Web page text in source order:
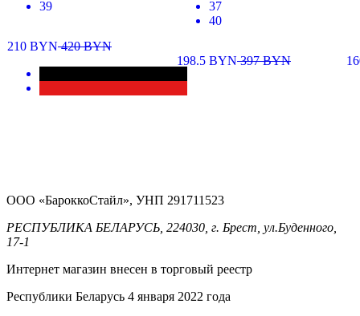
39
210 BYN420BYN
37
40
198.5 BYN397BYN
ООО «БароккоСтайл», УНП 291711523
РЕСПУБЛИКА БЕЛАРУСЬ, 224030, г. Брест, ул.Буденного,
17-1
Интернет магазин внесен в торговый реестр
Республики Беларусь 4 января 2022 года